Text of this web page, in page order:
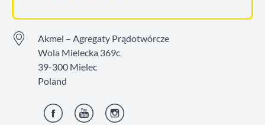
Akmel – Agregaty Prądotwórcze
Wola Mielecka 369c
39-300 Mielec
Poland